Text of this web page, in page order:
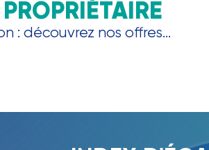
: découvrez nos offres...